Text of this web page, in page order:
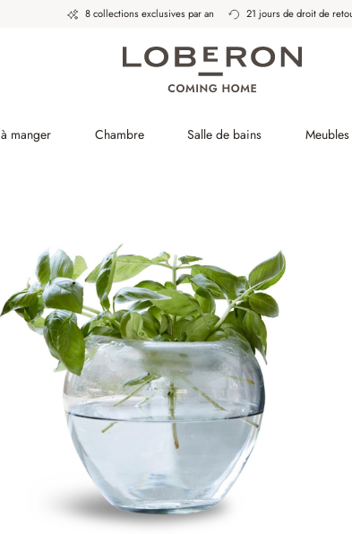
8 collections exclusives par an 21 jours de droit de
manger Chambre Salle de bains Meubles